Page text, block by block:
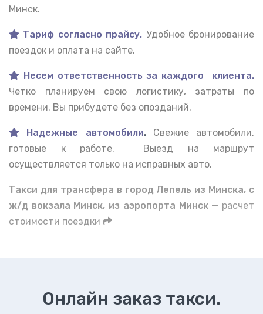
Минск.
Тариф согласно прайсу. Удобное бронирование
поездок и оплата на сайте.
Несем ответственность за каждого клиента.
Четко планируем свою логистику, затраты по
времени. Вы прибудете без опозданий.
Надежные автомобили. Свежие автомобили,
готовые к работе. Выезд на маршрут
осуществляется только на исправных авто.
Такси для трансфера в город Лепель из Минска, с
ж/д вокзала Минск, из аэропорта Минск— расчет
стоимости поездки
Онлайн заказ такси.